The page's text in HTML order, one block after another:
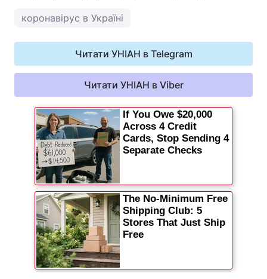
коронавірус в Україні
Читати УНІАН в Telegram
Читати УНІАН в Viber